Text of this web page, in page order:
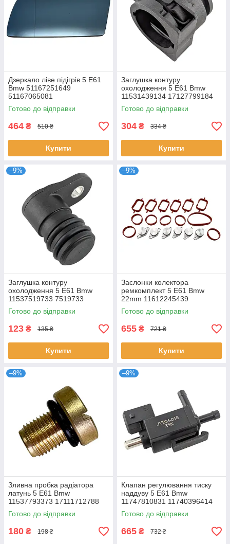
Дзеркало ліве підігрів 5 E61
Bmw 51167251649
51167065081
Готово до відправки
464 ₴ 510 ₴
Купити
Заглушка контуру
охолодження 5 E61 Bmw
11531439134 17127799184
7799184
Готово до відправки
304 ₴ 334 ₴
Купити
–9%
Заглушка контуру
охолодження 5 E61 Bmw
11537519733 7519733
Готово до відправки
123 ₴ 135 ₴
Купити
–9%
Заслонки колектора
ремкомплект 5 E61 Bmw
22mm 11612245439
11612246949 11617790198
11612246945
Готово до відправки
655 ₴ 721 ₴
Купити
–9%
Зливна пробка радіатора
латунь 5 E61 Bmw
11537793373 17111712788
Готово до відправки
180 ₴ 198 ₴
–9%
Клапан регулювання тиску
наддуву 5 E61 Bmw
11747810831 11740396414
11741742712 702318010
YDJ100000
Готово до відправки
665 ₴ 732 ₴